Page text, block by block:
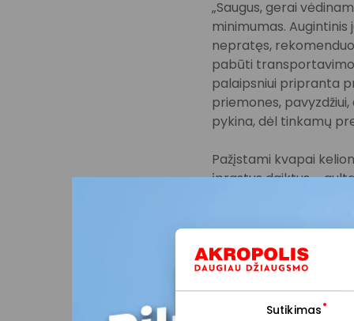
Sutikimas
„Saugus, gerai
minimumas.
nepratęs,
pabūti transportavimo
palaipsniui pripranta
priemones,
pykina, dėl tinkamų
Pažįstami kvapai
įprastus daiktus –
įprasto mitybos plano
nereikėtų gausiai
išvykimo. Ilgesnių
pasivaikščioti,